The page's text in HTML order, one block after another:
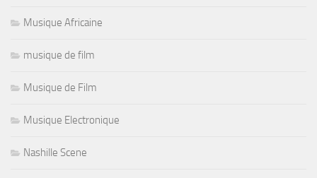
Musique Africaine
musique de film
Musique de Film
Musique Electronique
Nashille Scene